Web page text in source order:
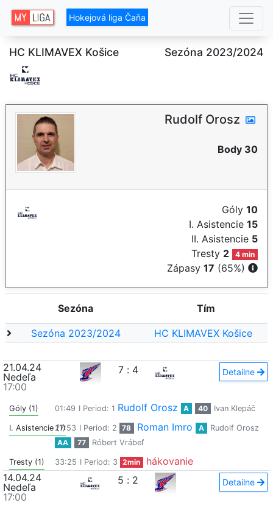
Hokejová liga Čaňa
HC KLIMAVEX Košice Sezóna 2023/2024
Rudolf Orosz
Body 30
Góly 10
I. Asistencie 15
II. Asistencie 5
Tresty 2 4 min
Zápasy 17 (65%)
Sezóna Tím
Sezóna 2023/2024 HC KLIMAVEX Košice
21.04.24
Nedeľa
17:00
7 : 4 Detailne
Góly (1) 01:49 I Period: 1 Rudolf Orosz A 40 Ivan Klepáč
I. Asistencie (1)27:53 I Period: 2 78 Roman Imro A
Rudolf Orosz
AA
77 Róbert Vrábeľ
Tresty (1) 33:25 I Period: 3 2min
hákovanie
14.04.24
Nedeľa
17:00
5 : 2 Detailne